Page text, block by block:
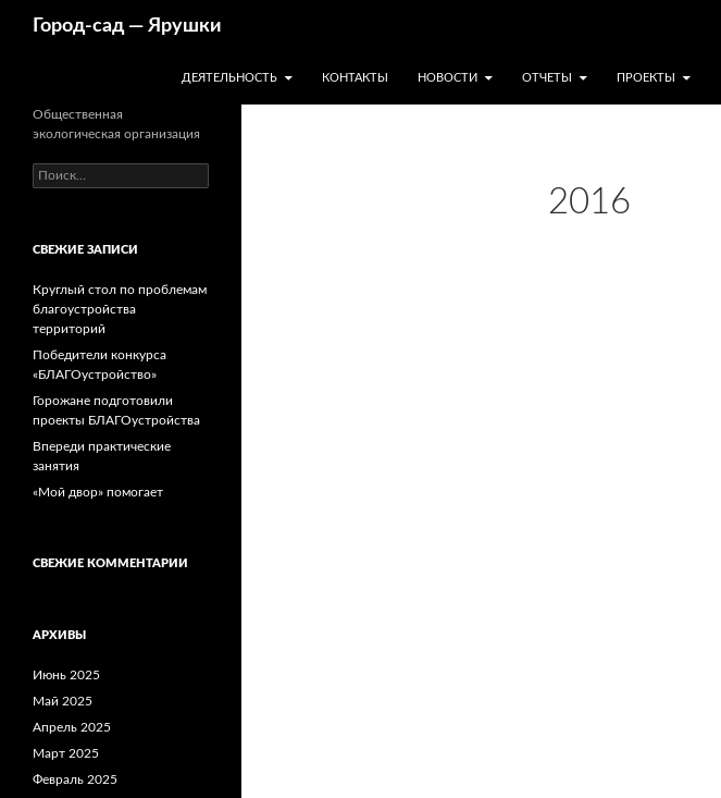
Город-cад — Ярушки
ДЕЯТЕЛЬНОСТЬ КОНТАКТЫ НОВОСТИ ОТЧЕТЫ ПРОЕКТЫ
2016
Общественная
экологическая организация
Найти:
СВЕЖИЕ ЗАПИСИ
Круглый стол по проблемам
благоустройства
территорий
Победители конкурса
«БЛАГОустройство»
Горожане подготовили
проекты БЛАГОустройства
Впереди практические
занятия
«Мой двор» помогает
СВЕЖИЕ КОММЕНТАРИИ
АРХИВЫ
Июнь 2025
Май 2025
Апрель 2025
Март 2025
Февраль 2025